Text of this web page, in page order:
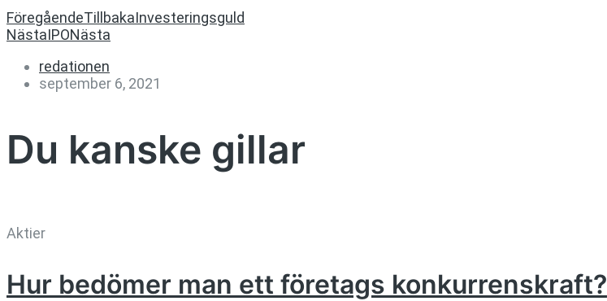
FöregåendeTillbakaInvesteringsguld
NästaIPONästa
redationen
september 6, 2021
Du kanske gillar
Aktier
Hur bedömer man ett företags konkurrenskraft?